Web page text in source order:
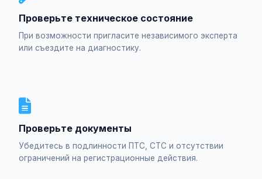
Проверьте техническое состояние
При возможности пригласите независимого эксперта
или съездите на диагностику.
Проверьте документы
Убедитесь в подлинности ПТС, СТС и отсутствии
ограничений на регистрационные действия.